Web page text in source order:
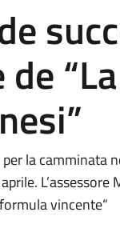
la camminata
vincente“